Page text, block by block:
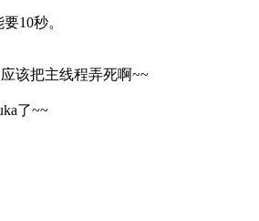
10秒。
该把主线程弄死啊~~
了~~